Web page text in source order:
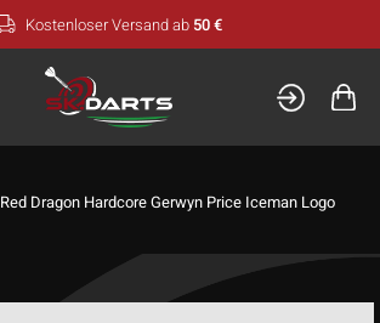
Kostenloser Versand ab 50 €
Red Dragon Hardcore Gerwyn Price Iceman Logo